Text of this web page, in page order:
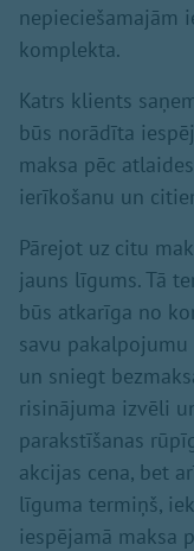
nepieciešamajām
komplekta.
Katrs klients
būs norādīta
maksa pēc
ierīkošanu un
Pārejot uz citu
jauns līgums. Tā
būs atkarīga no
savu
un sniegt
risinājuma izvēli
parakstīšanas
akcijas cena, bet
līguma termiņš,
iespējamā maksa